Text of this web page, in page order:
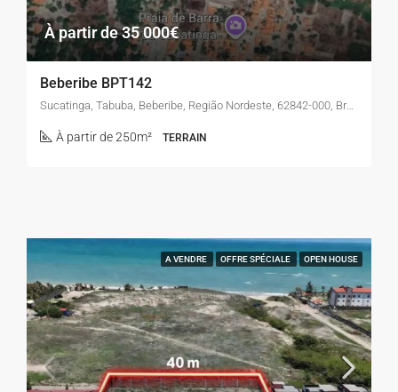
À partir de 35 000€
Beberibe BPT142
Sucatinga, Tabuba, Beberibe, Região Nordeste, 62842-000, Brasil
À partir de 250m² TERRAIN
A VENDRE OFFRE SPÉCIALE OPEN HOUSE